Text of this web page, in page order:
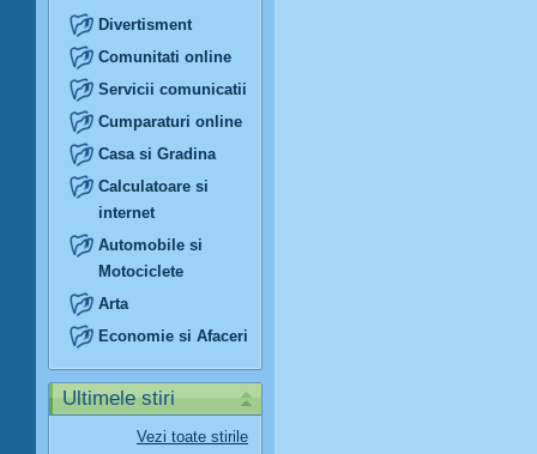
Divertisment
Comunitati online
Servicii comunicatii
Cumparaturi online
Casa si Gradina
Calculatoare si
internet
Automobile si
Motociclete
Arta
Economie si Afaceri
Ultimele stiri
Vezi toate stirile